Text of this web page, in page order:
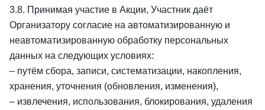
3.8. Принимая участие в Акции, Участник даёт
Организатору согласие на автоматизированную и
неавтоматизированную обработку персональных
данных на следующих условиях:
– путём сбора, записи, систематизации, накопления,
хранения, уточнения (обновления, изменения),
– извлечения, использования, блокирования, удаления